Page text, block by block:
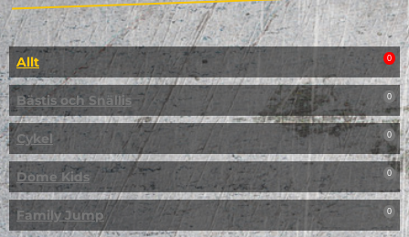
Allt 0
Bästis och Snällis 0
Cykel 0
Dome Kids 0
Family Jump 0